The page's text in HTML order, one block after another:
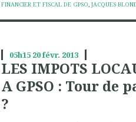
FINANCIER ET FISCAL DE GPSO, JACQUES
05h15 20févr. 2013
LES IMPOTS
A GPSO : Tour de
?